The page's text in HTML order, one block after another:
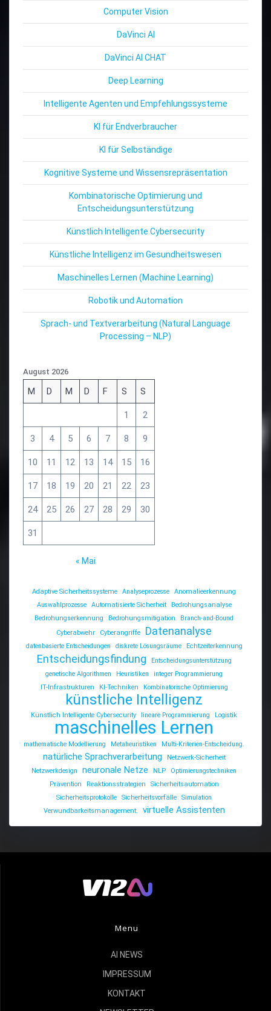
Computer Vision
DaVinci AI
DaVinci AI CHAT
Deep Learning
Intelligente Agenten und Empfehlungssysteme
KI für Endverbraucher
KI für Selbständige
Kognitive Systeme und Wissensrepräsentation
Kombinatorische Optimierung und
Entscheidungsunterstützung
Künstlich Intelligente Cybersecurity
Künstliche Intelligenz im Gesundheitswesen
Maschinelles Lernen (Machine Learning)
Robotik und Automation
Sprach- und Textverarbeitung (Natural Language
Processing – NLP)
August 2026
M D M D F S S
1 2
3 4 5 6 7 8 9
10 11 12 13 14 15 16
17 18 19 20 21 22 23
24 25 26 27 28 29 30
31
« Mai
Adaptive Sicherheitssysteme Analyseprozesse
Anomalieerkennung
Auswahlprozesse
Automatisierte Sicherheit
Bedrohungsanalyse
Bedrohungserkennung
Bedrohungsmitigation
Branch-and-Bound
Cyberabwehr
Cyberangriffe Datenanalyse
datenbasierte Entscheidungen diskrete Lösungsräume Echtzeiterkennung
Entscheidungsfindung
Entscheidungsunterstützung
genetische Algorithmen
Heuristiken
integer Programmierung
IT-Infrastrukturen
KI-Techniken Kombinatorische Optimierung
künstliche Intelligenz
Künstlich Intelligente Cybersecurity lineare Programmierung Logistik
maschinelles Lernen
mathematische Modellierung Metaheuristiken Multi-Kriterien-Entscheidung.
natürliche Sprachverarbeitung
Netzwerk-Sicherheit
Netzwerkdesign
neuronale Netze NLP
Optimierungstechniken
Prävention
Reaktionsstrategien
Sicherheitsautomation
Sicherheitsprotokolle
Sicherheitsvorfälle
Simulation
Verwundbarkeitsmanagement.
virtuelle Assistenten
Menu
AI NEWS
IMPRESSUM
KONTAKT